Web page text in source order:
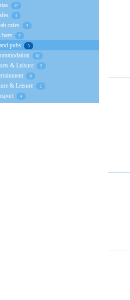
17
3
cafes 3
bars 2
pubs 3
82
& Leisure 5
9
& Leisure 2
4